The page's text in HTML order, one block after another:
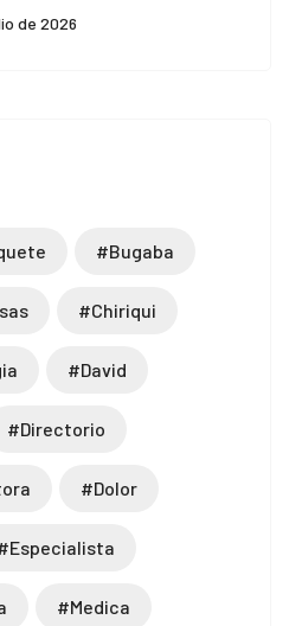
de 2026
#bugaba
#chiriqui
#david
#directorio
#dolor
#medica